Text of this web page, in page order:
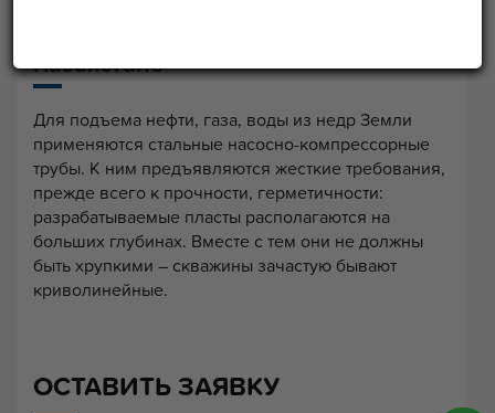
Казахстане
Для подъема нефти, газа, воды из недр Земли
применяются стальные насосно-компрессорные
трубы. К ним предъявляются жесткие требования,
прежде всего к прочности, герметичности:
разрабатываемые пласты располагаются на
больших глубинах. Вместе с тем они не должны
быть хрупкими – скважины зачастую бывают
криволинейные.
ОСТАВИТЬ ЗАЯВКУ